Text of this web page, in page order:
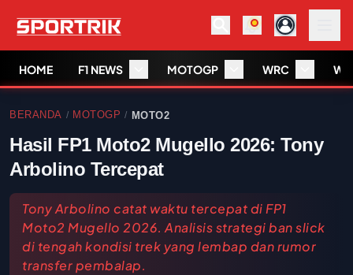
HOME F1 NEWS MOTOGP WRC
BERANDA / MOTOGP / MOTO2
Hasil FP1 Moto2 Mugello 2026: Tony
Arbolino Tercepat
Tony Arbolino catat waktu tercepat di FP1
Moto2 Mugello 2026. Analisis strategi ban slick
di tengah kondisi trek yang lembap dan rumor
transfer pembalap.